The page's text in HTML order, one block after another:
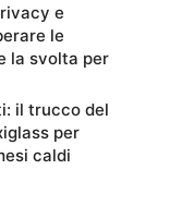
e
le
la svolta per
il trucco del
per
caldi